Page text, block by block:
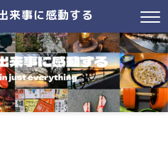
来事に感動する